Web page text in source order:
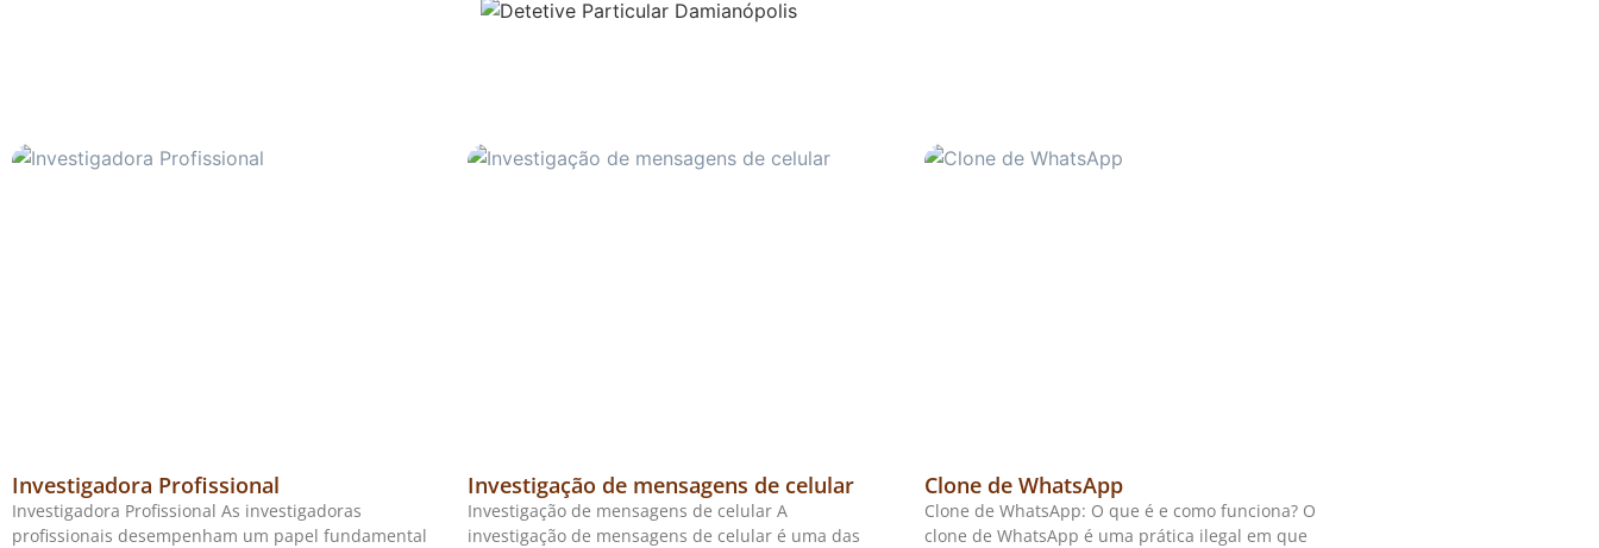
Investigadora Profissional
Investigadora Profissional As investigadoras
profissionais desempenham um papel fundamental
Investigação de mensagens de celular
Investigação de mensagens de celular A
investigação de mensagens de celular é uma das
Clone de WhatsApp
Clone de WhatsApp: O que é e como funciona? O
clone de WhatsApp é uma prática ilegal em que